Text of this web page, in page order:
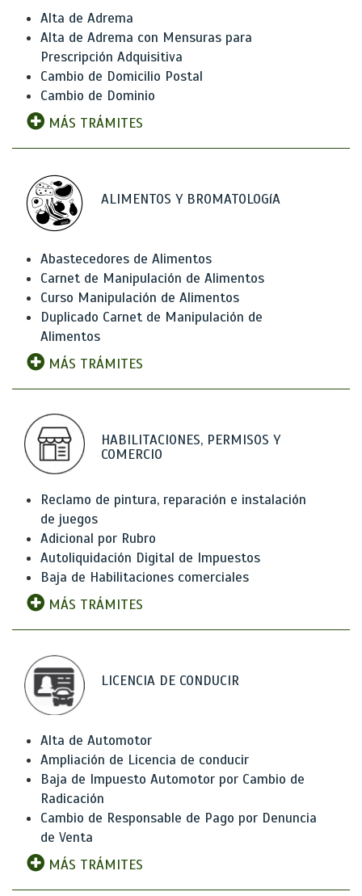
Alta de Adrema
Alta de Adrema con Mensuras para
Prescripción Adquisitiva
Cambio de Domicilio Postal
Cambio de Dominio
MÁS TRÁMITES
ALIMENTOS Y BROMATOLOGíA
Abastecedores de Alimentos
Carnet de Manipulación de Alimentos
Curso Manipulación de Alimentos
Duplicado Carnet de Manipulación de
Alimentos
MÁS TRÁMITES
HABILITACIONES, PERMISOS Y
COMERCIO
Reclamo de pintura, reparación e instalación
de juegos
Adicional por Rubro
Autoliquidación Digital de Impuestos
Baja de Habilitaciones comerciales
MÁS TRÁMITES
LICENCIA DE CONDUCIR
Alta de Automotor
Ampliación de Licencia de conducir
Baja de Impuesto Automotor por Cambio de
Radicación
Cambio de Responsable de Pago por Denuncia
de Venta
MÁS TRÁMITES